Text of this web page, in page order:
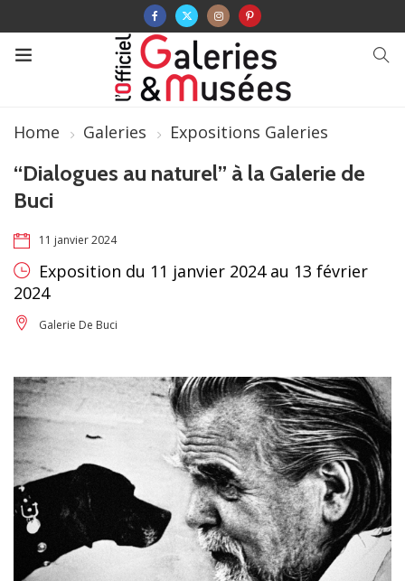
Home Galeries Expositions Galeries
“Dialogues au naturel” à la Galerie de
Buci
11 janvier 2024
Exposition du 11 janvier 2024 au 13 février
2024
Galerie De Buci